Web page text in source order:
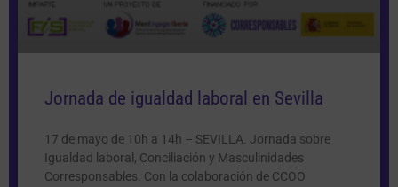
Jornada de igualdad laboral en Sevilla
17 de mayo de 10h a 14h – SEVILLA. Jornada sobre
Igualdad laboral, Conciliación y Masculinidades
Corresponsables. Con la colaboración de CCOO